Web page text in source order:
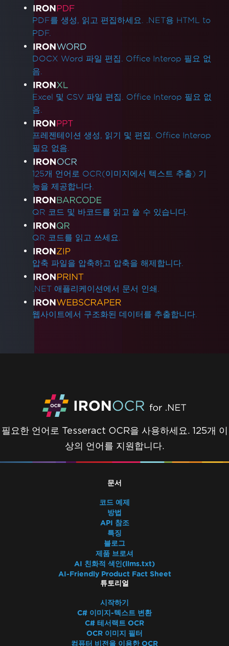
제품 링크
PDF를 생성, 읽고 편집하세요. .NET용 HTML to
PDF.
DOCX Word 파일 편집. Office Interop 필요 없
음.
Excel 및 CSV 파일 편집. Office Interop 필요 없
음.
프레젠테이션 생성, 읽기 및 편집. Office Interop
필요 없음.
125개 언어로 OCR(이미지에서 텍스트 추출) 기
능을 제공합니다.
QR 코드 및 바코드를 읽고 쓸 수 있습니다.
QR 코드를 읽고 쓰세요.
압축 파일을 압축하고 압축을 해제합니다.
.NET 애플리케이션에서 문서 인쇄.
웹사이트에서 구조화된 데이터를 추출합니다.
필요한 언어로 Tesseract OCR을 사용하세요. 125개 이
상의 언어를 지원합니다.
문서
코드 예제
방법
API 참조
특징
블로그
제품 브로셔
AI 친화적 색인(llms.txt)
AI-Friendly Product Fact Sheet
튜토리얼
시작하기
C# 이미지-텍스트 변환
C# 테서랙트 OCR
OCR 이미지 필터
컴퓨터 비전을 이용한 OCR